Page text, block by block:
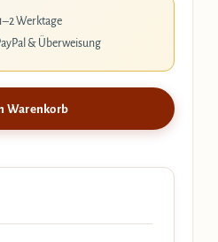
Werktage
& Überweisung
Warenkorb